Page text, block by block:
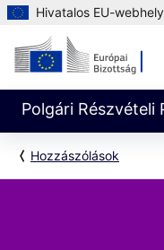
Hivatalos EU-webhely
Polgári Részvételi
Hozzászólások